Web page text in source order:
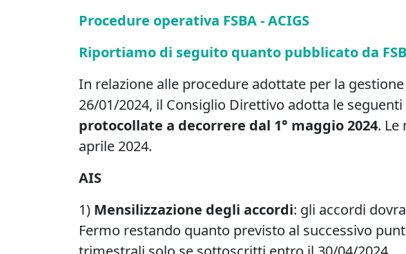
Procedure operativa FSBA - ACIGS
Riportiamo di seguito quanto pubblicato da
In relazione alle procedure adottate per la
26/01/2024, il Consiglio Direttivo adotta le
protocollate a decorrere dal 1° maggio 2024.
aprile 2024.
AIS
1) Mensilizzazione degli accordi: gli accordi
Fermo restando quanto previsto al successivo